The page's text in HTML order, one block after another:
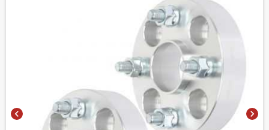
chevron_left chevron_right